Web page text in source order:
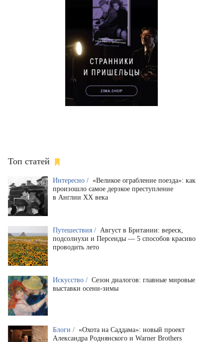
Топ статей
Интересно / «Великое ограбление поезда»: как
произошло самое дерзкое преступление
в Англии XX века
Путешествия / Август в Британии: вереск,
подсолнухи и Персеиды — 5 способов красиво
проводить лето
Искусство / Сезон диалогов: главные мировые
выставки осени-зимы
Блоги / «Охота на Саддама»: новый проект
Александра Роднянского и Warner Brothers